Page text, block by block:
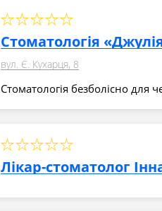
Стоматологія
вул. Є. Кухарця, 8
Стоматологія безболісно для
Лікар-стоматолог